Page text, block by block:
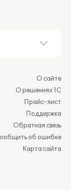
О сайте
О решениях 1С
Прайс-лист
Поддержка
Обратная связь
об ошибке
Карта сайта